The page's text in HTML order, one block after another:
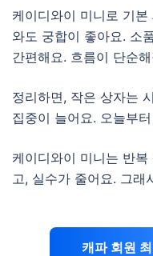
케이디와이 미니로 기
와도 궁합이 좋아요. 소
간편해요. 흐름이 단순
정리하면, 작은 상자는
집중이 늘어요. 오늘부
케이디와이 미니는 반
고, 실수가 줄어요. 그래
캐파 회원